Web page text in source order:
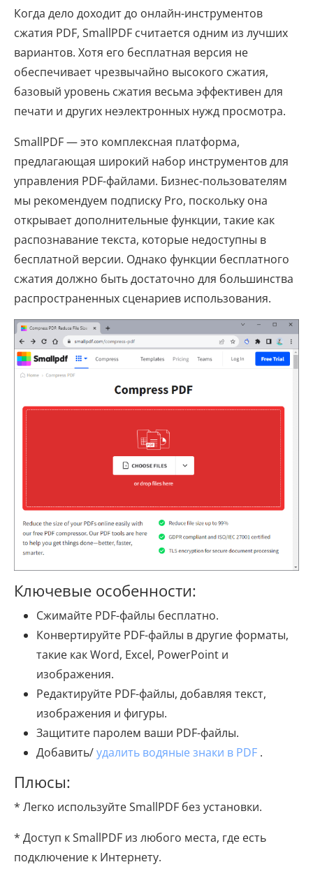
Когда дело доходит до онлайн-инструментов
сжатия PDF, SmallPDF считается одним из лучших
вариантов. Хотя его бесплатная версия не
обеспечивает чрезвычайно высокого сжатия,
базовый уровень сжатия весьма эффективен для
печати и других неэлектронных нужд просмотра.
SmallPDF — это комплексная платформа,
предлагающая широкий набор инструментов для
управления PDF-файлами. Бизнес-пользователям
мы рекомендуем подписку Pro, поскольку она
открывает дополнительные функции, такие как
распознавание текста, которые недоступны в
бесплатной версии. Однако функции бесплатного
сжатия должно быть достаточно для большинства
распространенных сценариев использования.
Ключевые особенности:
Сжимайте PDF-файлы бесплатно.
Конвертируйте PDF-файлы в другие форматы,
такие как Word, Excel, PowerPoint и
изображения.
Редактируйте PDF-файлы, добавляя текст,
изображения и фигуры.
Защитите паролем ваши PDF-файлы.
Добавить/удалить водяные знаки в PDF .
Плюсы:
* Легко используйте SmallPDF без установки.
* Доступ к SmallPDF из любого места, где есть
подключение к Интернету.